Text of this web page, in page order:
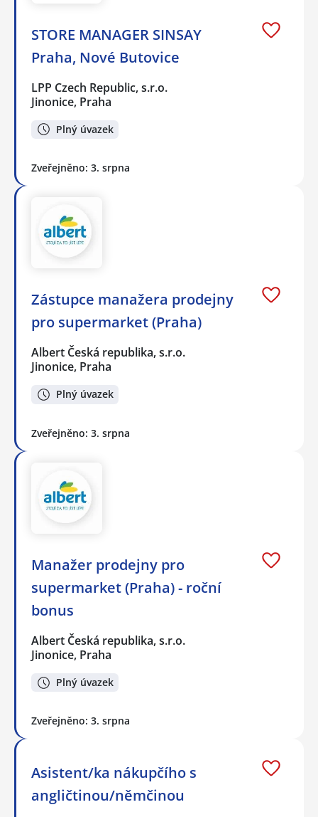
STORE MANAGER SINSAY
Praha, Nové Butovice
LPP Czech Republic, s.r.o.
Jinonice, Praha
Plný úvazek
Zveřejněno: 3. srpna
Zástupce manažera prodejny
pro supermarket (Praha)
Albert Česká republika, s.r.o.
Jinonice, Praha
Plný úvazek
Zveřejněno: 3. srpna
Manažer prodejny pro
supermarket (Praha) - roční
bonus
Albert Česká republika, s.r.o.
Jinonice, Praha
Plný úvazek
Zveřejněno: 3. srpna
Asistent/ka nákupčího s
angličtinou/němčinou